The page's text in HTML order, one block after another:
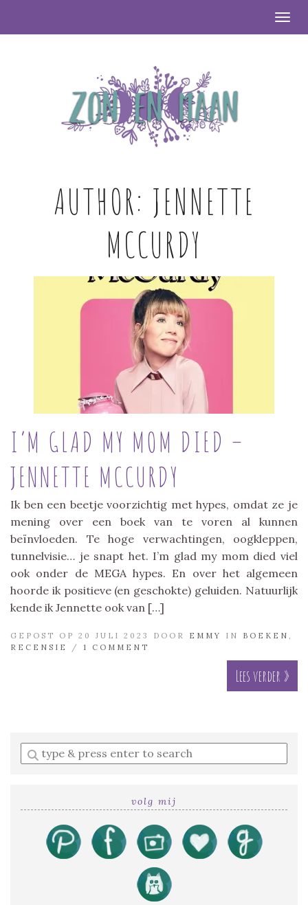
AUTHOR: JENNETTE
MCCURDY
I’M GLAD MY MOM DIED –
JENNETTE MCCURDY
Ik ben een beetje voorzichtig met hypes, omdat ze je
mening over een boek van te voren al kunnen
beïnvloeden. Te hoge verwachtingen, oogkleppen,
tunnelvisie… je snapt het. I’m glad my mom died viel
ook onder de MEGA hypes. En over het algemeen
hoorde ik positieve (en geschokte) geluiden. Natuurlijk
kende ik Jennette ook van […]
GEPOST OP 20 JULI 2023 DOOR EMMY IN BOEKEN
RECENSIE
/ 1 COMMENT
Lees verder »
Enter
a
volg mij